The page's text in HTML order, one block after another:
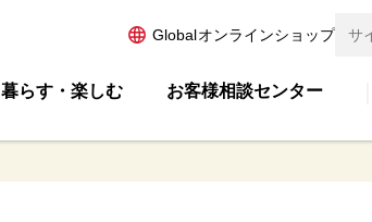
Globalオンラインショップ
暮らす・楽しむ お客様相談センター